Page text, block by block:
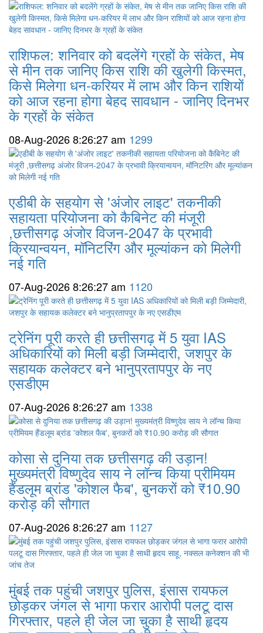
राशिफल: शनिवार को बदलेंगे ग्रहों के संकेत, मेष
से मीन तक जानिए किस राशि की खुलेगी किस्मत,
किसे मिलेगा धन-करियर में लाभ और किन राशियों
को आज रहना होगा बेहद सावधान - जानिए दिनभर
के ग्रहों के संकेत
08-Aug-2026 8:26:27 am 1299
एडीबी के सहयोग से 'अंजोर लाइट' तकनीकी
सहायता परियोजना को कैबिनेट की मंजूरी
,छत्तीसगढ़ अंजोर विजन-2047 के प्रभावी
क्रियान्वयन, मॉनिटरिंग और मूल्यांकन को मिलेगी
नई गति
07-Aug-2026 8:26:27 am 1120
ट्रेनिंग पूरी करते ही छत्तीसगढ़ में 5 युवा IAS
अधिकारियों को मिली बड़ी जिम्मेदारी, जशपुर के
सहायक कलेक्टर बने भानुप्रतापपुर के नए
एसडीएम
07-Aug-2026 8:26:27 am 1338
कोसा से दुनिया तक छत्तीसगढ़ की उड़ान!
मुख्यमंत्री विष्णुदेव साय ने लॉन्च किया प्रीमियम
हैंडलूम ब्रांड 'कोशल फैब', बुनकरों को ₹10.90
करोड़ की सौगात
07-Aug-2026 8:26:27 am 1127
मुंबई तक पहुंची जशपुर पुलिस, इंसास रायफल
छोड़कर जंगल से भागा फरार आरोपी पलटू दास
गिरफ्तार, पहले ही जेल जा चुका है साथी हृदय